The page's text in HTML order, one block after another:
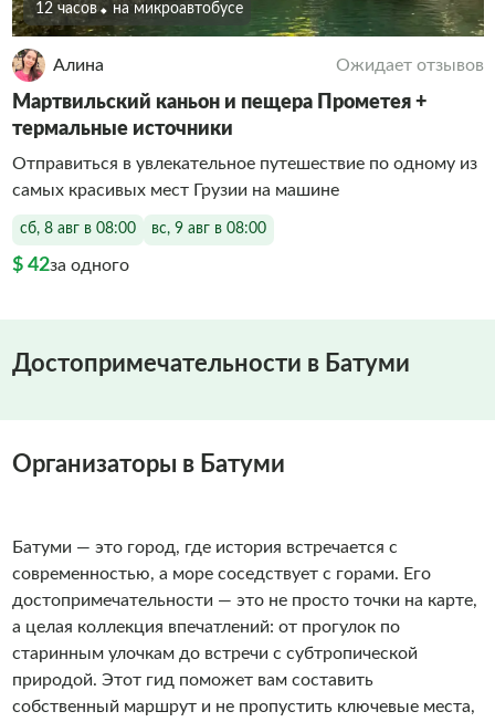
12 часов На микроавтобусе
Алина Ожидает отзывов
Мартвильский каньон и пещера Прометея +
термальные источники
Отправиться в увлекательное путешествие по одному из
самых красивых мест Грузии на машине
сб, 8 авг в 08:00 вс, 9 авг в 08:00
$ 42за одного
Достопримечательности в Батуми
Организаторы в Батуми
Батуми — это город, где история встречается с
современностью, а море соседствует с горами. Его
достопримечательности — это не просто точки на карте,
а целая коллекция впечатлений: от прогулок по
старинным улочкам до встречи с субтропической
природой. Этот гид поможет вам составить
собственный маршрут и не пропустить ключевые места,